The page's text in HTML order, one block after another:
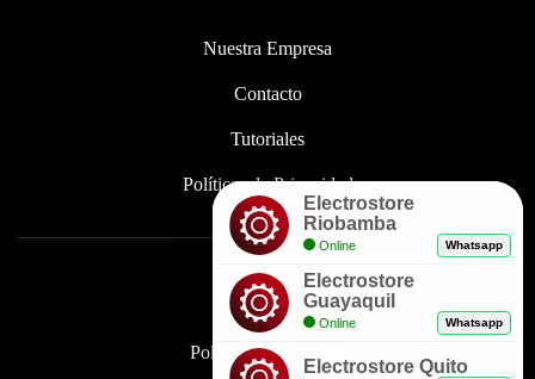
Nuestra Empresa
Contacto
Tutoriales
Políticas de Privacidad
Enlaces
Políticas de Garantía
Electrostore
Riobamba
Online Whatsapp
Electrostore
Guayaquil
Online Whatsapp
Electrostore Quito